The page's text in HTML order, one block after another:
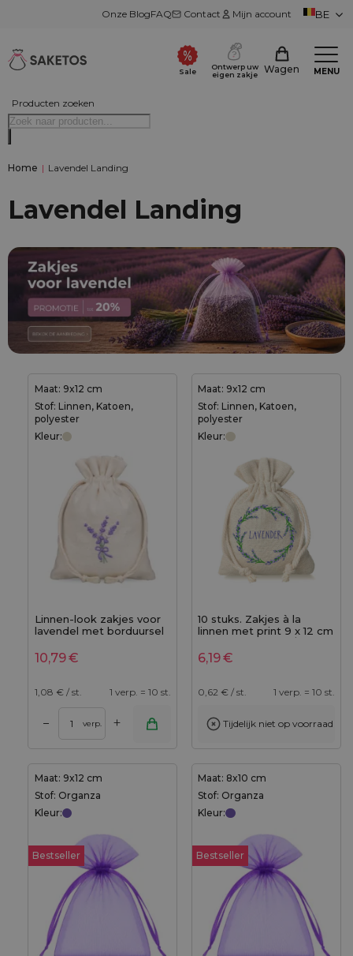
Onze BlogFAQ Contact Mijn account BE
Producten zoeken
Sale
Ontwerp uw
eigen zakje
Wagen MENU
Home | Lavendel Landing
Lavendel Landing
Maat: 9x12 cm
Stof: Linnen, Katoen,
polyester
Kleur:
Linnen-look zakjes voor
lavendel met borduursel
natuurlijk & stijlvol
verpakt
10,79€
1,08 € / st. 1 verp. = 10 st.
– verp. +
Maat: 9x12 cm
Stof: Linnen, Katoen,
polyester
Kleur:
10 stuks. Zakjes à la
linnen met print 9 x 12 cm
lavendel
6,19€
0,62 € / st. 1 verp. = 10 st.
Tijdelijk niet op voorraad
Maat: 9x12 cm
Stof: Organza
Kleur:
Bestseller
Maat: 8x10 cm
Stof: Organza
Kleur:
Bestseller